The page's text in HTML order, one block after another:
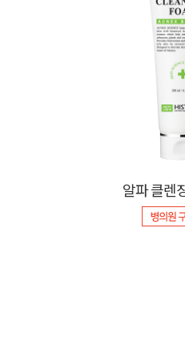
알파 클렌